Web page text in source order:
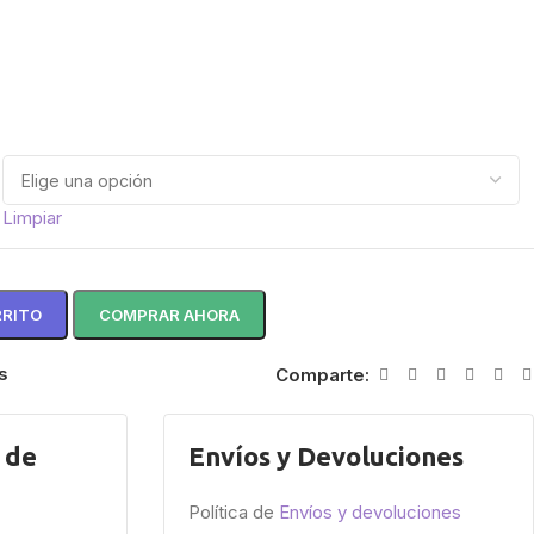
Limpiar
COMPRAR AHORA
Comparte:
de
Envíos y Devoluciones
Política de Envíos y devoluciones